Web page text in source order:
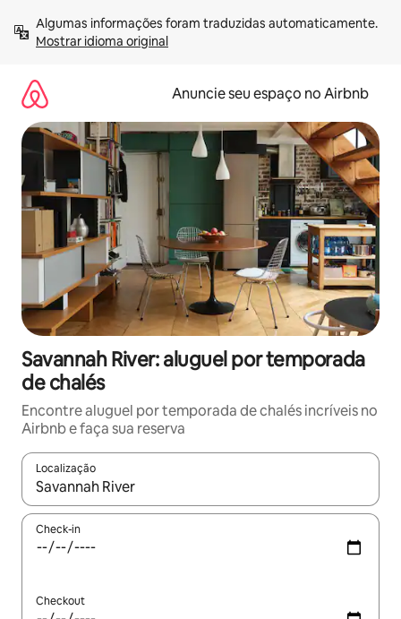
para
Mostrar idioma original
Anuncie seu espaço no Airbnb
Savannah River: aluguel por temporada
de chalés
Encontre aluguel por temporada de chalés incríveis no
Airbnb e faça sua reserva
Localização
Quando os resultados estiverem disponíveis, explore-os
Check-in
Checkout